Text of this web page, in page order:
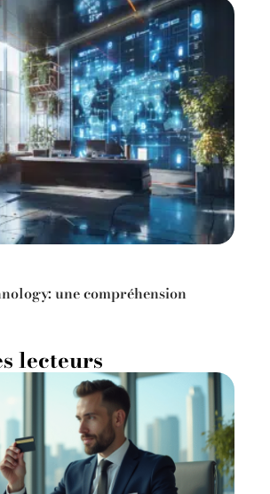
une compréhension
lecteurs